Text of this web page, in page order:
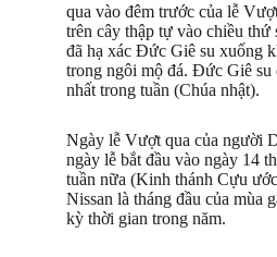
qua vào đêm trước của lễ
trên cây thập tự vào chiều
đã hạ xác Đức Giê su xuống
trong ngôi mộ đá. Đức Giê su
nhất trong tuần (Chúa nhật).
Ngày lễ Vượt qua của người
ngày lễ bắt đầu vào ngày 14
tuần nữa (Kinh thánh Cựu
Nissan là tháng đầu của mùa
kỳ thời gian trong năm.